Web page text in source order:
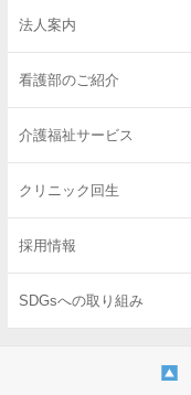
法人案内
看護部のご紹介
介護福祉サービス
クリニック回生
採用情報
SDGsへの取り組み